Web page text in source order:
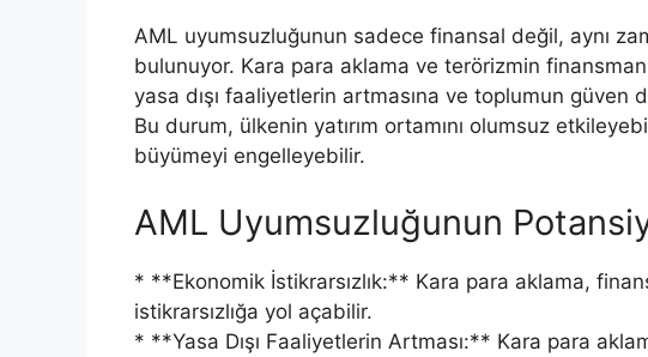
AML uyumsuzluğunun sadece finansal değil, aynı
bulunuyor. Kara para aklama ve terörizmin
yasa dışı faaliyetlerin artmasına ve toplumun güven
Bu durum, ülkenin yatırım ortamını olumsuz
büyümeyi engelleyebilir.
AML Uyumsuzluğunun
* **Ekonomik İstikrarsızlık:** Kara para aklama,
istikrarsızlığa yol açabilir.
* **Yasa Dışı Faaliyetlerin Artması:** Kara para